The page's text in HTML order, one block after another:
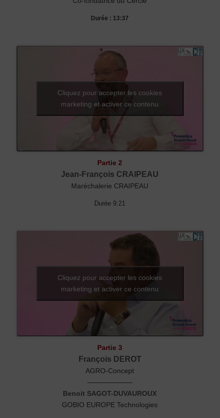
Durée : 13:37
Cliquez pour accepter les cookies
marketing et activer ce contenu
Partie 2
Jean-François CRAIPEAU
Maréchalerie CRAIPEAU
Durée 9:21
Cliquez pour accepter les cookies
marketing et activer ce contenu
Partie 3
François DEROT
AGRO-Concept
——————–
Benoit SAGOT-DUVAUROUX
GOBIO EUROPE Technologies